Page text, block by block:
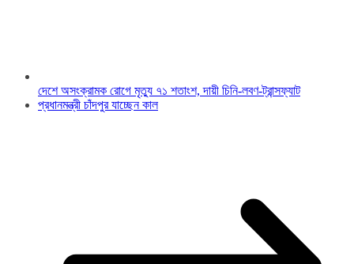
দেশে অসংক্রামক রোগে মৃত্যু ৭১ শতাংশ, দায়ী চিনি-লবণ-ট্রান্সফ্যাট
প্রধানমন্ত্রী চাঁদপুর যাচ্ছেন কাল